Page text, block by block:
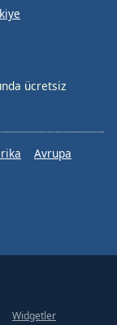
ücretsiz
Avrupa
Widgetler